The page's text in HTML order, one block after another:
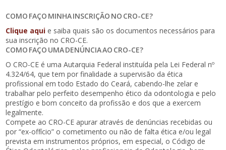
COMO FAÇO MINHA INSCRIÇÃO NO CRO-CE?
Clique aqui e saiba quais são os documentos necessários para
sua inscrição no CRO-CE.
COMO FAÇO UMA DENÚNCIA AO CRO-CE?
O CRO-CE é uma Autarquia Federal instituída pela Lei Federal nº
4.324/64, que tem por finalidade a supervisão da ética
profissional em todo Estado do Ceará, cabendo-lhe zelar e
trabalhar pelo perfeito desempenho ético da odontologia e pelo
prestígio e bom conceito da profissão e dos que a exercem
legalmente.
Compete ao CRO-CE apurar através de denúncias recebidas ou
por “ex-offício” o cometimento ou não de falta ética e/ou legal
prevista em instrumentos próprios, em especial, o Código de